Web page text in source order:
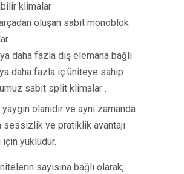
klimalar
oluşan sabit monoblok
daha fazla dış elemana bağlı
daha fazla iç üniteye sahip
sabit split klimalar .
olanıdır ve aynı zamanda
sessizlik ve pratiklik avantajı
için yüklüdür.
sayısına bağlı olarak,